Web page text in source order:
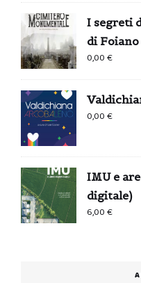
I segreti
di
0,00€
0,00€
IMU e
digitale)
6,00€